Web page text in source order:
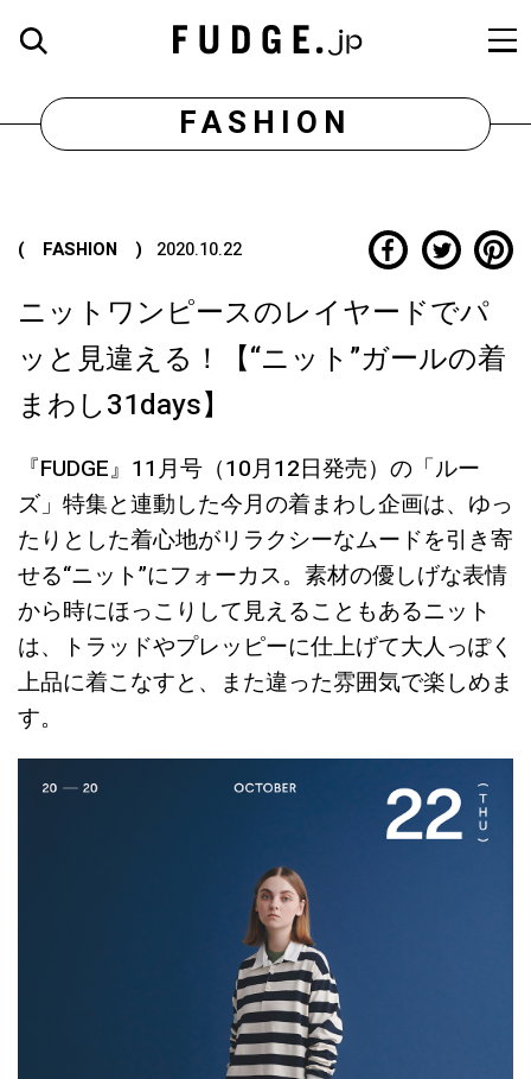
FASHION
( FASHION ) 2020.10.22
ニットワンピースのレイヤードでパ
ッと見違える！【“ニット”ガールの着
まわし31days】
『FUDGE』11月号（10月12日発売）の「ルー
ズ」特集と連動した今月の着まわし企画は、ゆっ
たりとした着心地がリラクシーなムードを引き寄
せる“ニット”にフォーカス。素材の優しげな表情
から時にほっこりして見えることもあるニット
は、トラッドやプレッピーに仕上げて大人っぽく
上品に着こなすと、また違った雰囲気で楽しめま
す。